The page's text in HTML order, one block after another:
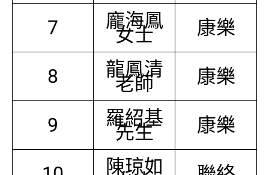
7 龐海鳳
女士 康樂
8 龍鳳清
老師 康樂
9 羅紹基
先生 康樂
陳琼如